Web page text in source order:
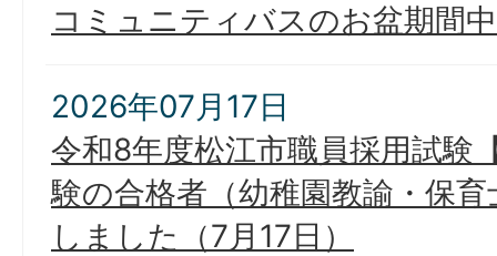
コミュニティバスのお盆期間
2026年07月17日
令和8年度松江市職員採用試験
験の合格者（幼稚園教諭・保
しました（7月17日）